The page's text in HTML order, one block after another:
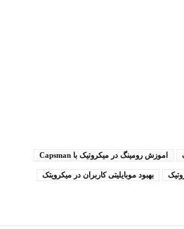
اموزش رومینگ در میکروتیک با Capsman
بهبود موبایلیتی کاربران در میکرویتک